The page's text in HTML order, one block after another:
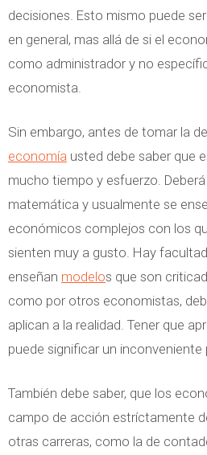
decisiones. Esto mismo puede
en general, mas allá de si el
como administrador y no
economista.
Sin embargo, antes de tomar la
economía usted debe saber que
mucho tiempo y esfuerzo.
matemática y usualmente se
económicos complejos con los
sienten muy a gusto. Hay
enseñan modelos que son
como por otros economistas,
aplican a la realidad. Tener que
puede significar un inconveniente
También debe saber, que los
campo de acción estríctamente
otras carreras, como la de